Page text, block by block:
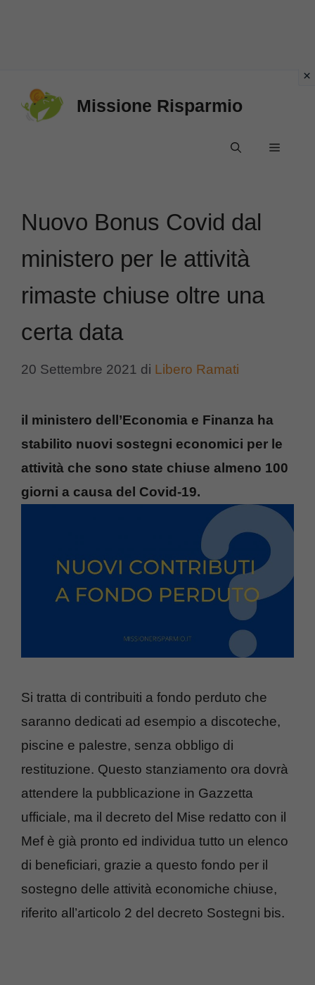
Missione Risparmio
Menu
Nuovo Bonus Covid dal
ministero per le attività
rimaste chiuse oltre una
certa data
20 Settembre 2021 di Libero Ramati
il ministero dell’Economia e Finanza ha
stabilito nuovi sostegni economici per le
attività che sono state chiuse almeno 100
giorni a causa del Covid-19.
Si tratta di contribuiti a fondo perduto che
saranno dedicati ad esempio a discoteche,
piscine e palestre, senza obbligo di
restituzione. Questo stanziamento ora dovrà
attendere la pubblicazione in Gazzetta
ufficiale, ma il decreto del Mise redatto con il
Mef è già pronto ed individua tutto un elenco
di beneficiari, grazie a questo fondo per il
sostegno delle attività economiche chiuse,
riferito all’articolo 2 del decreto Sostegni bis.